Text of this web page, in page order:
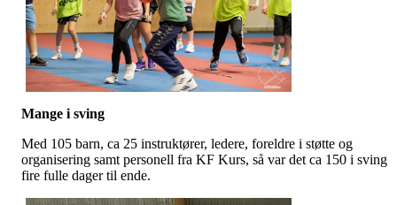
Mange i sving
Med 105 barn, ca 25 instruktører, ledere, foreldre i støtte og
organisering samt personell fra KF Kurs, så var det ca 150 i sving
fire fulle dager til ende.